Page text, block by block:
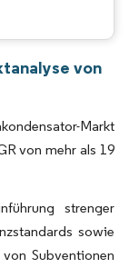
von
Markt
von mehr als 19
strenger
sowie
Subventionen